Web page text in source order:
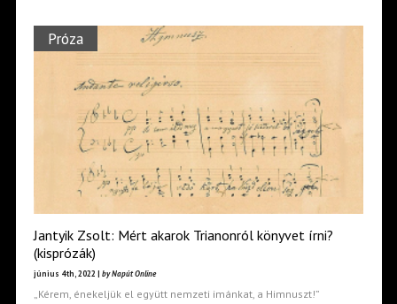
Próza
Jantyik Zsolt: Mért akarok Trianonról könyvet írni?
(kisprózák)
június 4th, 2022 | by Napút Online
„Kérem, énekeljük el együtt nemzeti imánkat, a Himnuszt!”